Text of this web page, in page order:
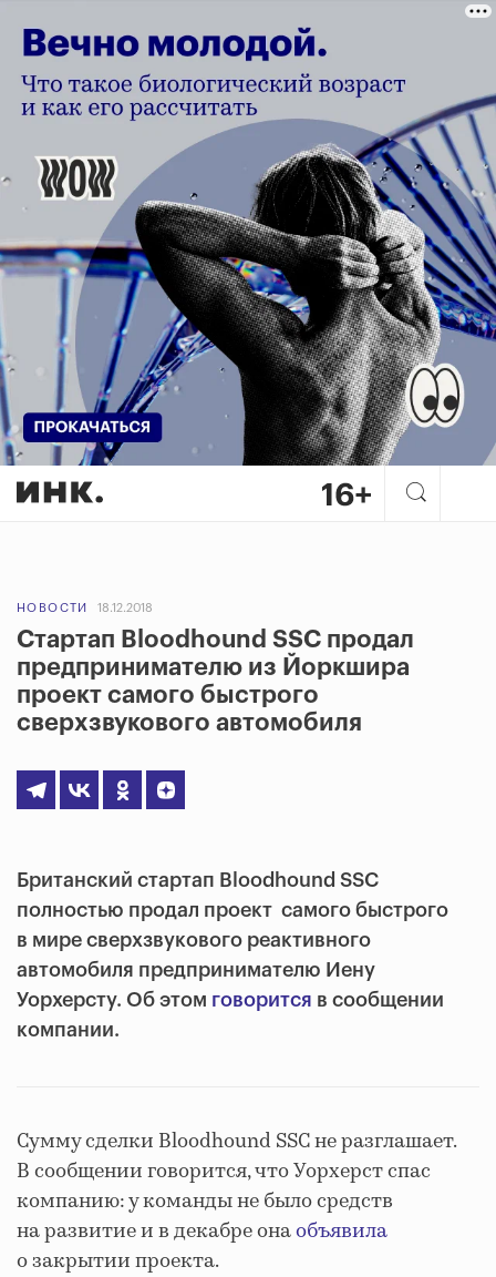
НОВОСТИ 18.12.2018
Стартап Bloodhound SSC продал
предпринимателю из Йоркшира
проект самого быстрого
сверхзвукового автомобиля
Британский стартап Bloodhound SSC
полностью продал проект самого быстрого
в мире сверхзвукового реактивного
автомобиля предпринимателю Иену
Уорхерсту. Об этом говорится в сообщении
компании.
Сумму сделки Bloodhound SSC не разглашает.
В сообщении говорится, что Уорхерст спас
компанию: у команды не было средств
на развитие и в декабре онаобъявила
о закрытии проекта.